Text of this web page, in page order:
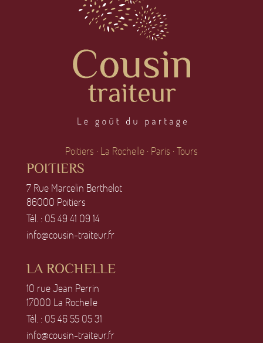
Poitiers · La Rochelle · Paris · Tours
POITIERS
7 Rue Marcelin Berthelot
86OOO Poitiers
Tél. : O5 49 41 O9 14
info@cousin-traiteur.fr
LA ROCHELLE
1O rue Jean Perrin
17OOO La Rochelle
Tél. : O5 46 55 O5 31
info@cousin-traiteur.fr